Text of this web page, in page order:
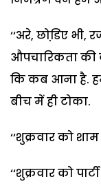
‘‘अरे, छोडि़ए
औपचारिकता की
कि कब आना है.
बीच में ही टोका.
‘‘शुक्रवार को
‘‘शुक्रवार को